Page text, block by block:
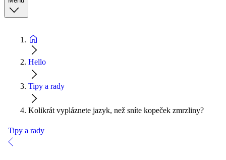
Hello
Tipy a rady
Kolikrát vypláznete jazyk, než sníte kopeček zmrzliny?
Tipy a rady